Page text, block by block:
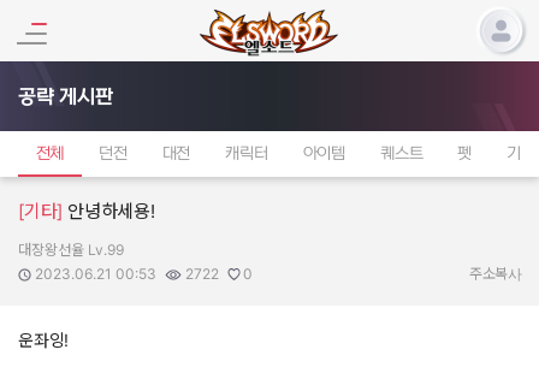
공략 게시판
전체 던전 대전 캐릭터 아이템 퀘스트 펫 기타
[기타] 안녕하세용!
작성자:
대장왕선율 Lv.99
작성일:
2023.06.21 00:53
조회수:
2722
추천수:
0 주소복사
운좌잉!